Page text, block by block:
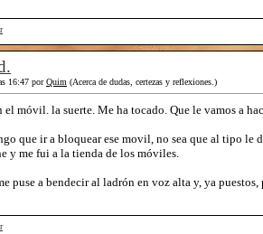
16:47 porQuim (Acerca de dudas, certezas y reflexiones.)
móvil. la suerte. Me ha tocado. Que le vamos a
que ir a bloquear ese movil, no sea que al tipo le
y me fui a la tienda de los móviles.
puse a bendecir al ladrón en voz alta y, ya